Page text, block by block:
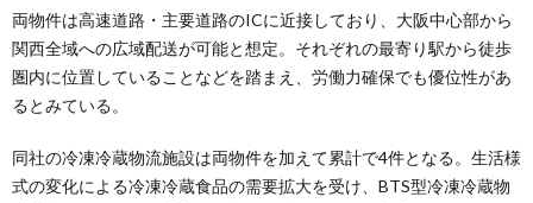
両物件は高速道路・主要道路のICに近接しており、大阪中心部から
関西全域への広域配送が可能と想定。それぞれの最寄り駅から徒歩
圏内に位置していることなどを踏まえ、労働力確保でも優位性があ
るとみている。
同社の冷凍冷蔵物流施設は両物件を加えて累計で4件となる。生活様
式の変化による冷凍冷蔵食品の需要拡大を受け、BTS型冷凍冷蔵物